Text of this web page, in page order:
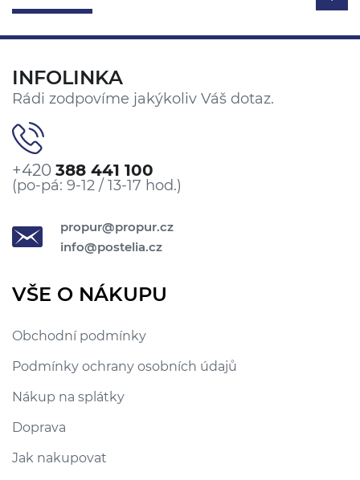
INFOLINKA
Rádi zodpovíme jakýkoliv Váš dotaz.
+420 388 441 100
(po-pá: 9-12 / 13-17 hod.)
propur@propur.cz
info@postelia.cz
VŠE O NÁKUPU
Obchodní podmínky
Podmínky ochrany osobních údajů
Nákup na splátky
Doprava
Jak nakupovat